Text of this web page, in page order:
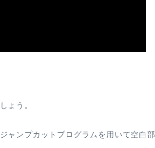
ょう。
ャンプカットプログラムを用いて空白部